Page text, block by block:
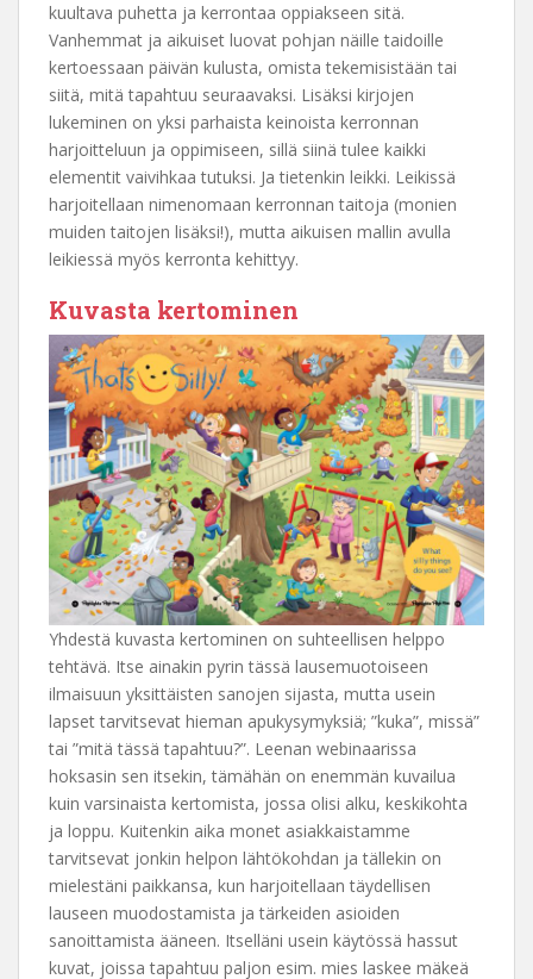
kuultava puhetta ja kerrontaa oppiakseen sitä.
Vanhemmat ja aikuiset luovat pohjan näille taidoille
kertoessaan päivän kulusta, omista tekemisistään tai
siitä, mitä tapahtuu seuraavaksi. Lisäksi kirjojen
lukeminen on yksi parhaista keinoista kerronnan
harjoitteluun ja oppimiseen, sillä siinä tulee kaikki
elementit vaivihkaa tutuksi. Ja tietenkin leikki. Leikissä
harjoitellaan nimenomaan kerronnan taitoja (monien
muiden taitojen lisäksi!), mutta aikuisen mallin avulla
leikiessä myös kerronta kehittyy.
Kuvasta kertominen
Yhdestä kuvasta kertominen on suhteellisen helppo
tehtävä. Itse ainakin pyrin tässä lausemuotoiseen
ilmaisuun yksittäisten sanojen sijasta, mutta usein
lapset tarvitsevat hieman apukysymyksiä; ”kuka”, missä”
tai ”mitä tässä tapahtuu?”. Leenan webinaarissa
hoksasin sen itsekin, tämähän on enemmän kuvailua
kuin varsinaista kertomista, jossa olisi alku, keskikohta
ja loppu. Kuitenkin aika monet asiakkaistamme
tarvitsevat jonkin helpon lähtökohdan ja tällekin on
mielestäni paikkansa, kun harjoitellaan täydellisen
lauseen muodostamista ja tärkeiden asioiden
sanoittamista ääneen. Itselläni usein käytössä hassut
kuvat, joissa tapahtuu paljon esim. mies laskee mäkeä